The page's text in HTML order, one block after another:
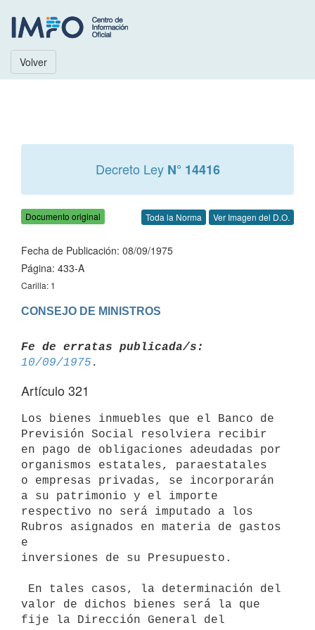
Volver
Decreto Ley N° 14416
Documento original Toda la Norma Ver Imagen del D.O.
Fecha de Publicación: 08/09/1975
Página: 433-A
Carilla: 1
CONSEJO DE MINISTROS
Fe de erratas publicada/s:
10/09/1975
Artículo 321
Los bienes inmuebles que el Banco de
Previsión Social resolviera recibir
en pago de obligaciones adeudadas por
organismos estatales, paraestatales
o empresas privadas, se incorporarán
a su patrimonio y el importe
respectivo no será imputado a los
Rubros asignados en materia de gastos
e
inversiones de su Presupuesto.
valor de dichos bienes será la que
fije la Dirección General del